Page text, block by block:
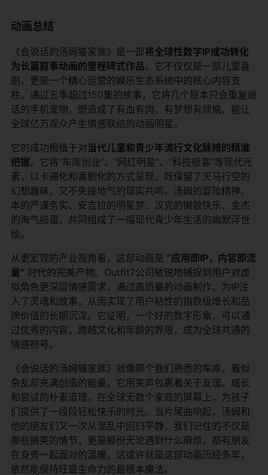
动画总结
《会说话的汤姆猫家族》是一部将全球性数字IP成功转化
为长篇叙事动画的里程碑式作品。它不仅仅是一部儿童喜
剧，更是一个精心运营的娱乐生态系统中的核心内容支
柱。通过五季超过150集的故事，它将几个原本只会重复说
话的手机宠物，塑造成了有血有肉、有梦想有烦恼、能让
全球亿万观众产生情感联结的动画明星。
它的成功根植于对当代儿童和青少年流行文化脉搏的精准
把握。它将“车库创业”、“网红明星”、“科技极客”等现代元
素，以卡通化和喜剧化的方式呈现，既保留了天马行空的
幻想趣味，又不失接地气的现实共鸣。汤姆的冒险精神、
本的严谨务实、安吉拉的明星梦、汉克的懒散快乐、金杰
的淘气捣蛋，共同组成了一幅现代青少年生活的幽默浮世
绘。
从更宏观的产业视角看，这部动画是 “应用即IP，内容即流
量” ​ 时代的完美产物。Outfit7公司敏锐地捕捉到用户对虚
拟角色更深层情感需求，通过高质量的动画制作，为IP注
入了灵魂和故事，从而实现了用户粘性的指数级增长和品
牌价值的长期沉淀。它证明，一个好的数字形象，可以通
过优秀的内容，跨越文化和年龄的界限，成为全球共通的
情感符号。
《会说话的汤姆猫家族》就像那个我们熟悉的车库，看似
杂乱却充满创造的能量。它用笑声包裹着关于友谊、成长
和尝试的朴素道理，在全球无数个家庭的屏幕上，为孩子
们提供了一段段轻松快乐的时光。当片尾曲响起，汤姆和
他的朋友们又一次从混乱中回归平静，我们记住的不仅是
那些搞笑的情节，更是那份无论遇到什么麻烦，都有朋友
在身旁一起面对的温暖。这或许就是这部动画历经多年，
依然能保持旺盛生命力的最根本魔法。